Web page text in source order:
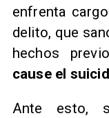
enfrenta
delito, que
hechos
cause el
Ante esto,